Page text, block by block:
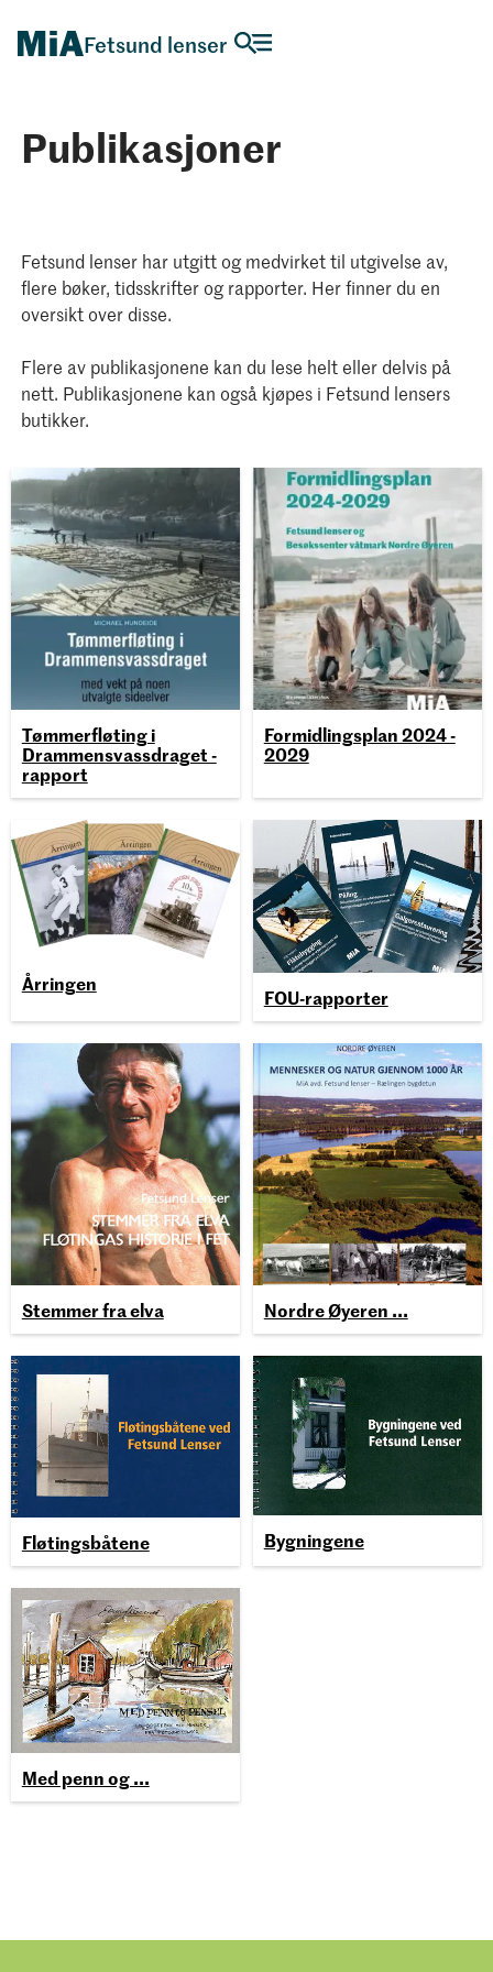
Fetsund lenser
Publikasjoner
Fetsund lenser har utgitt og medvirket til utgivelse av,
flere bøker, tidsskrifter og rapporter. Her finner du en
oversikt over disse.
Flere av publikasjonene kan du lese helt eller delvis på
nett. Publikasjonene kan også kjøpes i Fetsund lensers
butikker.
Tømmerfløting i
Drammensvassdraget -
rapport
Formidlingsplan 2024 -
2029
Årringen
FOU-rapporter
Stemmer fra elva Nordre Øyeren ...
Fløtingsbåtene Bygningene
Med penn og ...